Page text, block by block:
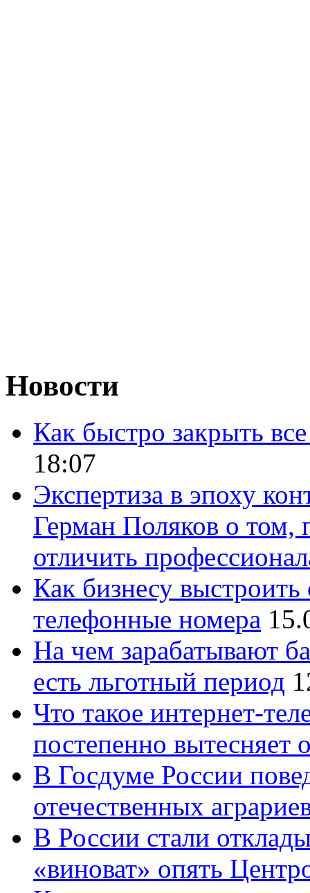
Новости
Как быстро закрыть
18:07
Экспертиза в эпоху
Герман Поляков о том,
отличить
Как бизнесу
телефонные номера
На чем зарабатывают
есть льготный период
Что такое интернет-
постепенно вытесняет
В Госдуме России
отечественных
В России стали
«виноват» опять